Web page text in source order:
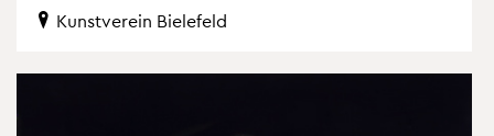
Kunst­ver­ein Bie­le­feld